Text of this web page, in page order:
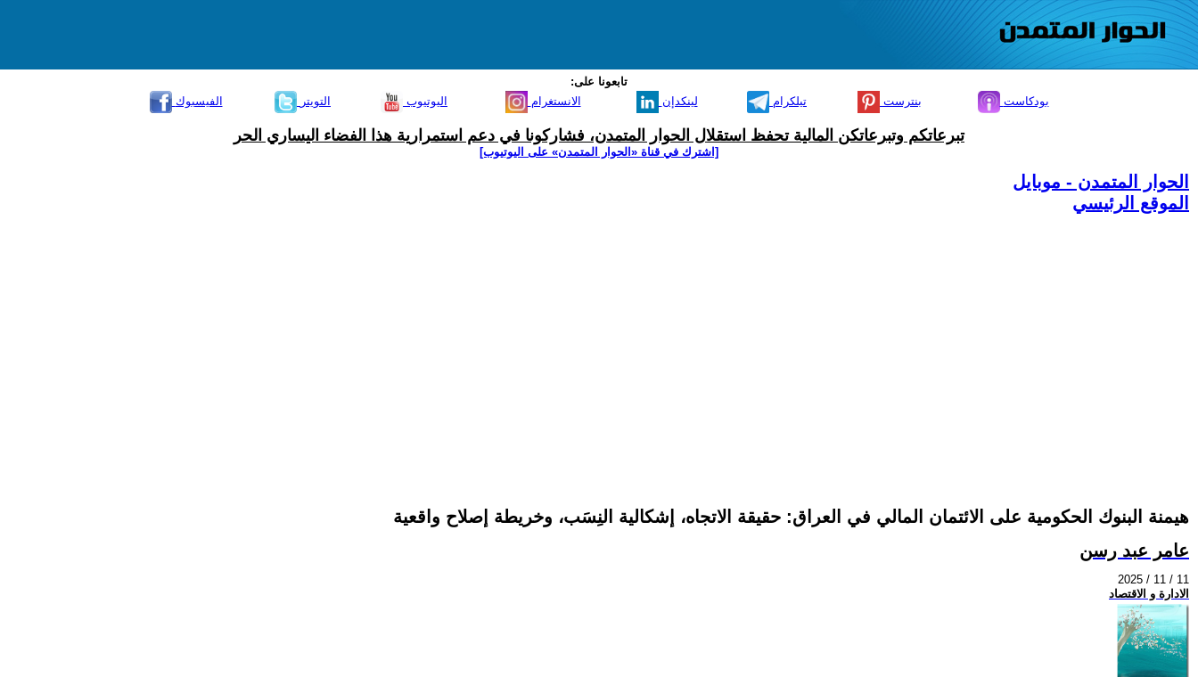
تابعونا على:
الفيسبوك
التويتر اليوتيوب الانستغرام لينكدإن تيلكرام بنترست بودكاست
تبرعاتكم وتبرعاتكن المالية تحفظ استقلال الحوار المتمدن، فشاركونا في دعم استمرارية هذا الفضاء اليساري الحر
[اشترك في قناة ‫«الحوار المتمدن» على اليوتيوب]
الحوار المتمدن - موبايل
الموقع الرئيسي
هيمنة البنوك الحكومية على الائتمان المالي في العراق: حقيقة الاتجاه، إشكالية النِسَب، وخريطة إصلاح واقعية
عامر عبد رسن
2025 / 11 / 11
الادارة و الاقتصاد